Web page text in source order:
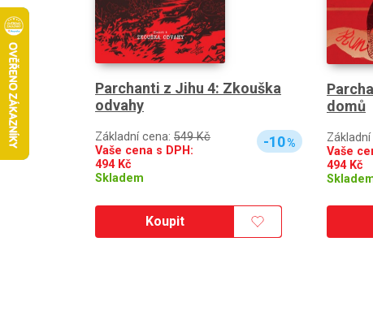
Parchanti z Jihu 4: Zkouška
odvahy
Základní cena: 549 Kč
Vaše cena s DPH:
494Kč
Skladem
-10%
Koupit
domů
Vaše
494Kč